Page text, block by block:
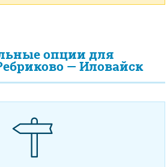
опции для
— Иловайск